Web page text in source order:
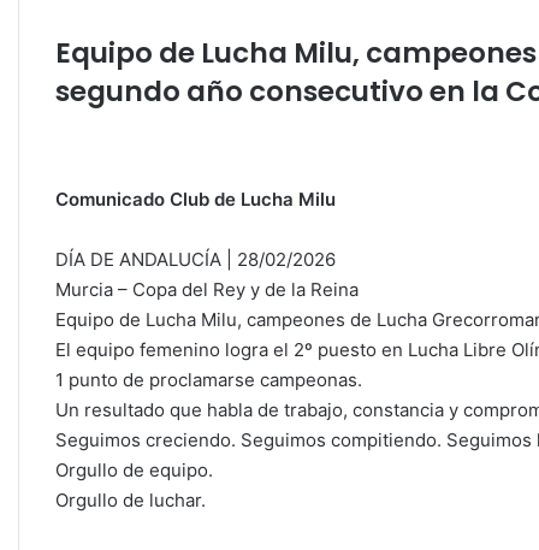
s
A
p
e
b
k
er e
dI
l
p
ar
Equipo de Lucha Milu,
segundo año consecutivo en la
Comunicado Club de Lucha Milu
DÍA DE ANDALUCÍA | 28/02/2026
Murcia – Copa del Rey y de la Reina
Equipo de Lucha Milu, campeones de Lucha
El equipo femenino logra el 2º puesto en Lucha Libre
1 punto de proclamarse campeonas.
Un resultado que habla de trabajo, constancia y
Seguimos creciendo. Seguimos compitiendo. Seguimos
Orgullo de equipo.
Orgullo de luchar.